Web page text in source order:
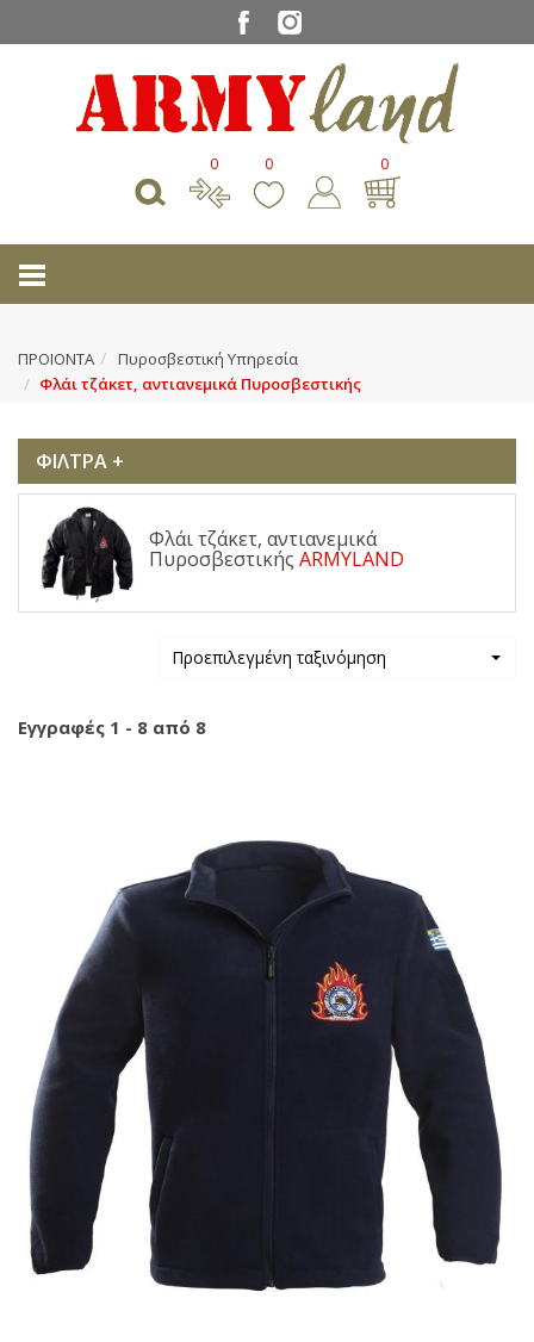
0 0 0
ΠΡΟΙΟΝΤΑ
Πυροσβεστική Υπηρεσία
Φλάι τζάκετ, αντιανεμικά Πυροσβεστικής
ΦΙΛΤΡΑ +
Φλάι τζάκετ, αντιανεμικά
Πυροσβεστικής ARMYLAND
Προεπιλεγμένη ταξινόμηση
Εγγραφές 1 - 8 από 8